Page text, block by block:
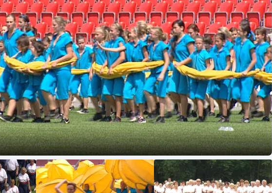
Curling
Dostihy
Florbal
Futsal
Golf
Gymnastika
Moderní pětiboj
Motorsport
Olympijské hry
Parasport
Plavání
Plážový volejbal
Triatlon
Veslování
Vodní slalom
Volejbal
Ostatní